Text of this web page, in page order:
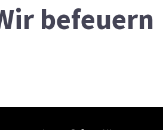
befeuern